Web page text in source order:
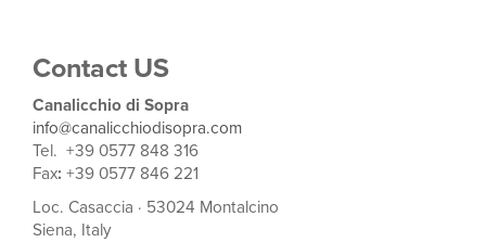
Contact US
Canalicchio di Sopra
info@canalicchiodisopra.com
Tel. +39 0577 848 316
Fax: +39 0577 846 221
Loc. Casaccia · 53024 Montalcino
Siena, Italy